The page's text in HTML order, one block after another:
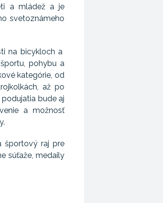
a mládež a je
svetoznámeho
na bicykloch a
pohybu a
kategórie, od
až po
bude aj
a možnosť
športový raj pre
súťaže, medaily